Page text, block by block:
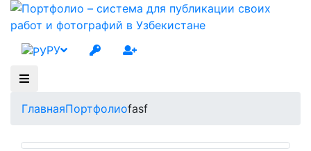
РУ
ГлавнаяПортфолиоfasf